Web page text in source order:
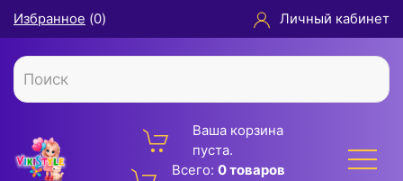
Избранное (0) Личный кабинет
Ваша корзина
пуста.
Всего: 0 товаров